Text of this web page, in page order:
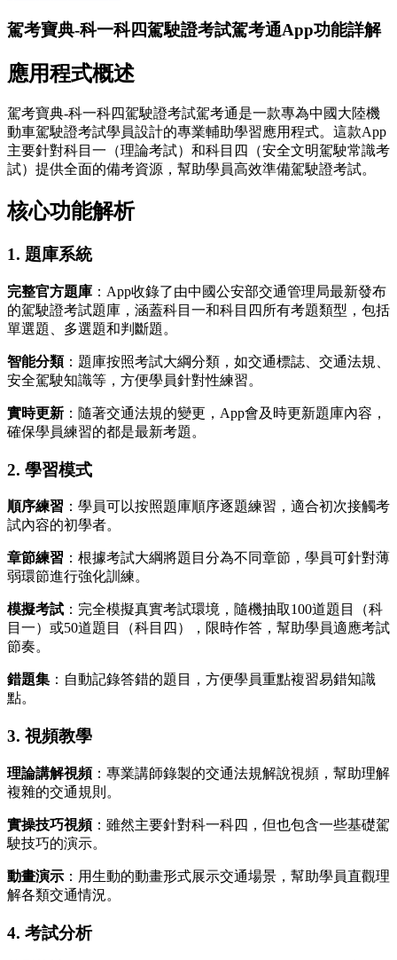
駕考寶典-科一科四駕駛證考試駕考通App功能詳解
應用程式概述
駕考寶典-科一科四駕駛證考試駕考通是一款專為中國大陸機
動車駕駛證考試學員設計的專業輔助學習應用程式。這款App
主要針對科目一（理論考試）和科目四（安全文明駕駛常識考
試）提供全面的備考資源，幫助學員高效準備駕駛證考試。
核心功能解析
1. 題庫系統
完整官方題庫 ：App收錄了由中國公安部交通管理局最新發布
的駕駛證考試題庫，涵蓋科目一和科目四所有考題類型，包括
單選題、多選題和判斷題。
智能分類：題庫按照考試大綱分類，如交通標誌、交通法規、
安全駕駛知識等，方便學員針對性練習。
實時更新 ：隨著交通法規的變更，App會及時更新題庫內容，
確保學員練習的都是最新考題。
2. 學習模式
順序練習 ：學員可以按照題庫順序逐題練習，適合初次接觸考
試內容的初學者。
章節練習 ：根據考試大綱將題目分為不同章節，學員可針對薄
弱環節進行強化訓練。
模擬考試 ：完全模擬真實考試環境，隨機抽取100道題目（科
目一）或50道題目（科目四），限時作答，幫助學員適應考試
節奏。
錯題集 ：自動記錄答錯的題目，方便學員重點複習易錯知識
點。
3. 視頻教學
理論講解視頻：專業講師錄製的交通法規解說視頻，幫助理解
複雜的交通規則。
實操技巧視頻：雖然主要針對科一科四，但也包含一些基礎駕
駛技巧的演示。
動畫演示 ：用生動的動畫形式展示交通場景，幫助學員直觀理
解各類交通情況。
4. 考試分析